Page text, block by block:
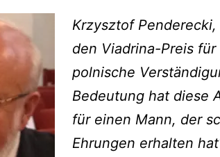
Krzysztof
den Viadrina-Preis
polnische
Bedeutung hat diese
für einen Mann, der
Ehrungen erhalten